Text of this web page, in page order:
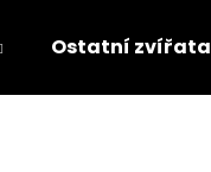
Ostatní zvířata